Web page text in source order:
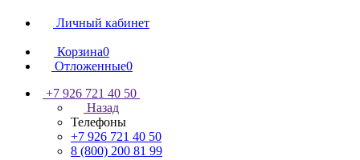
Личный кабинет
Корзина0
Отложенные0
+7 926 721 40 50
Назад
Телефоны
+7 926 721 40 50
8 (800) 200 81 99